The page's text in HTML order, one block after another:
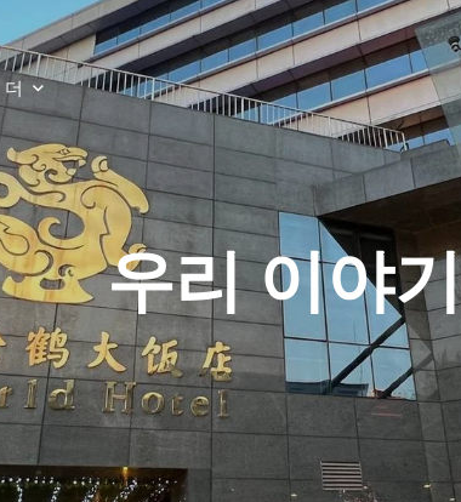
더
우리 이야기